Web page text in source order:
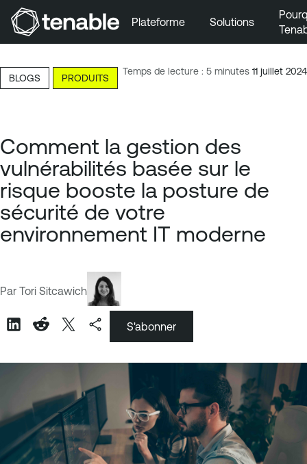
Aller au contenu principal
Aller au bas de la page
Plateforme Solutions
Temps de lecture : 5 minutes 11 juillet 2024
BLOGS PRODUITS
Comment la gestion des
vulnérabilités basée sur le
risque booste la posture de
sécurité de votre
environnement IT moderne
Par Tori Sitcawich
S'abonner